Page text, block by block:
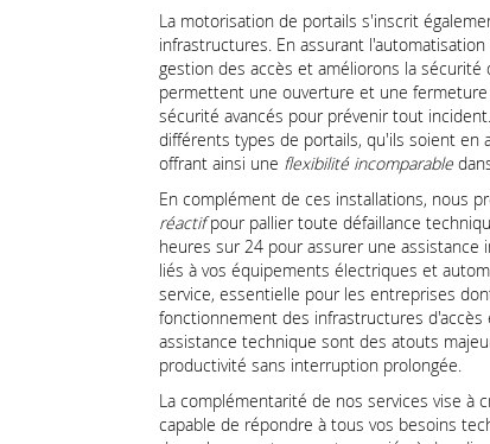
La motorisation de portails s'inscrit
infrastructures. En assurant
gestion des accès et améliorons la
permettent une ouverture et une
sécurité avancés pour prévenir tout
différents types de portails, qu'ils soient en
offrant ainsi une flexibilité incomparable
En complément de ces installations, nous
réactifpour pallier toute défaillance
heures sur 24 pour assurer une
liés à vos équipements électriques et
service, essentielle pour les entreprises
fonctionnement des infrastructures
assistance technique sont des atouts
productivité sans interruption prolongée.
La complémentarité de nos services vise à
capable de répondre à tous vos besoins